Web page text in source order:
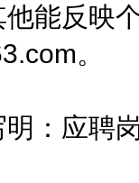
能反映
。
应聘岗